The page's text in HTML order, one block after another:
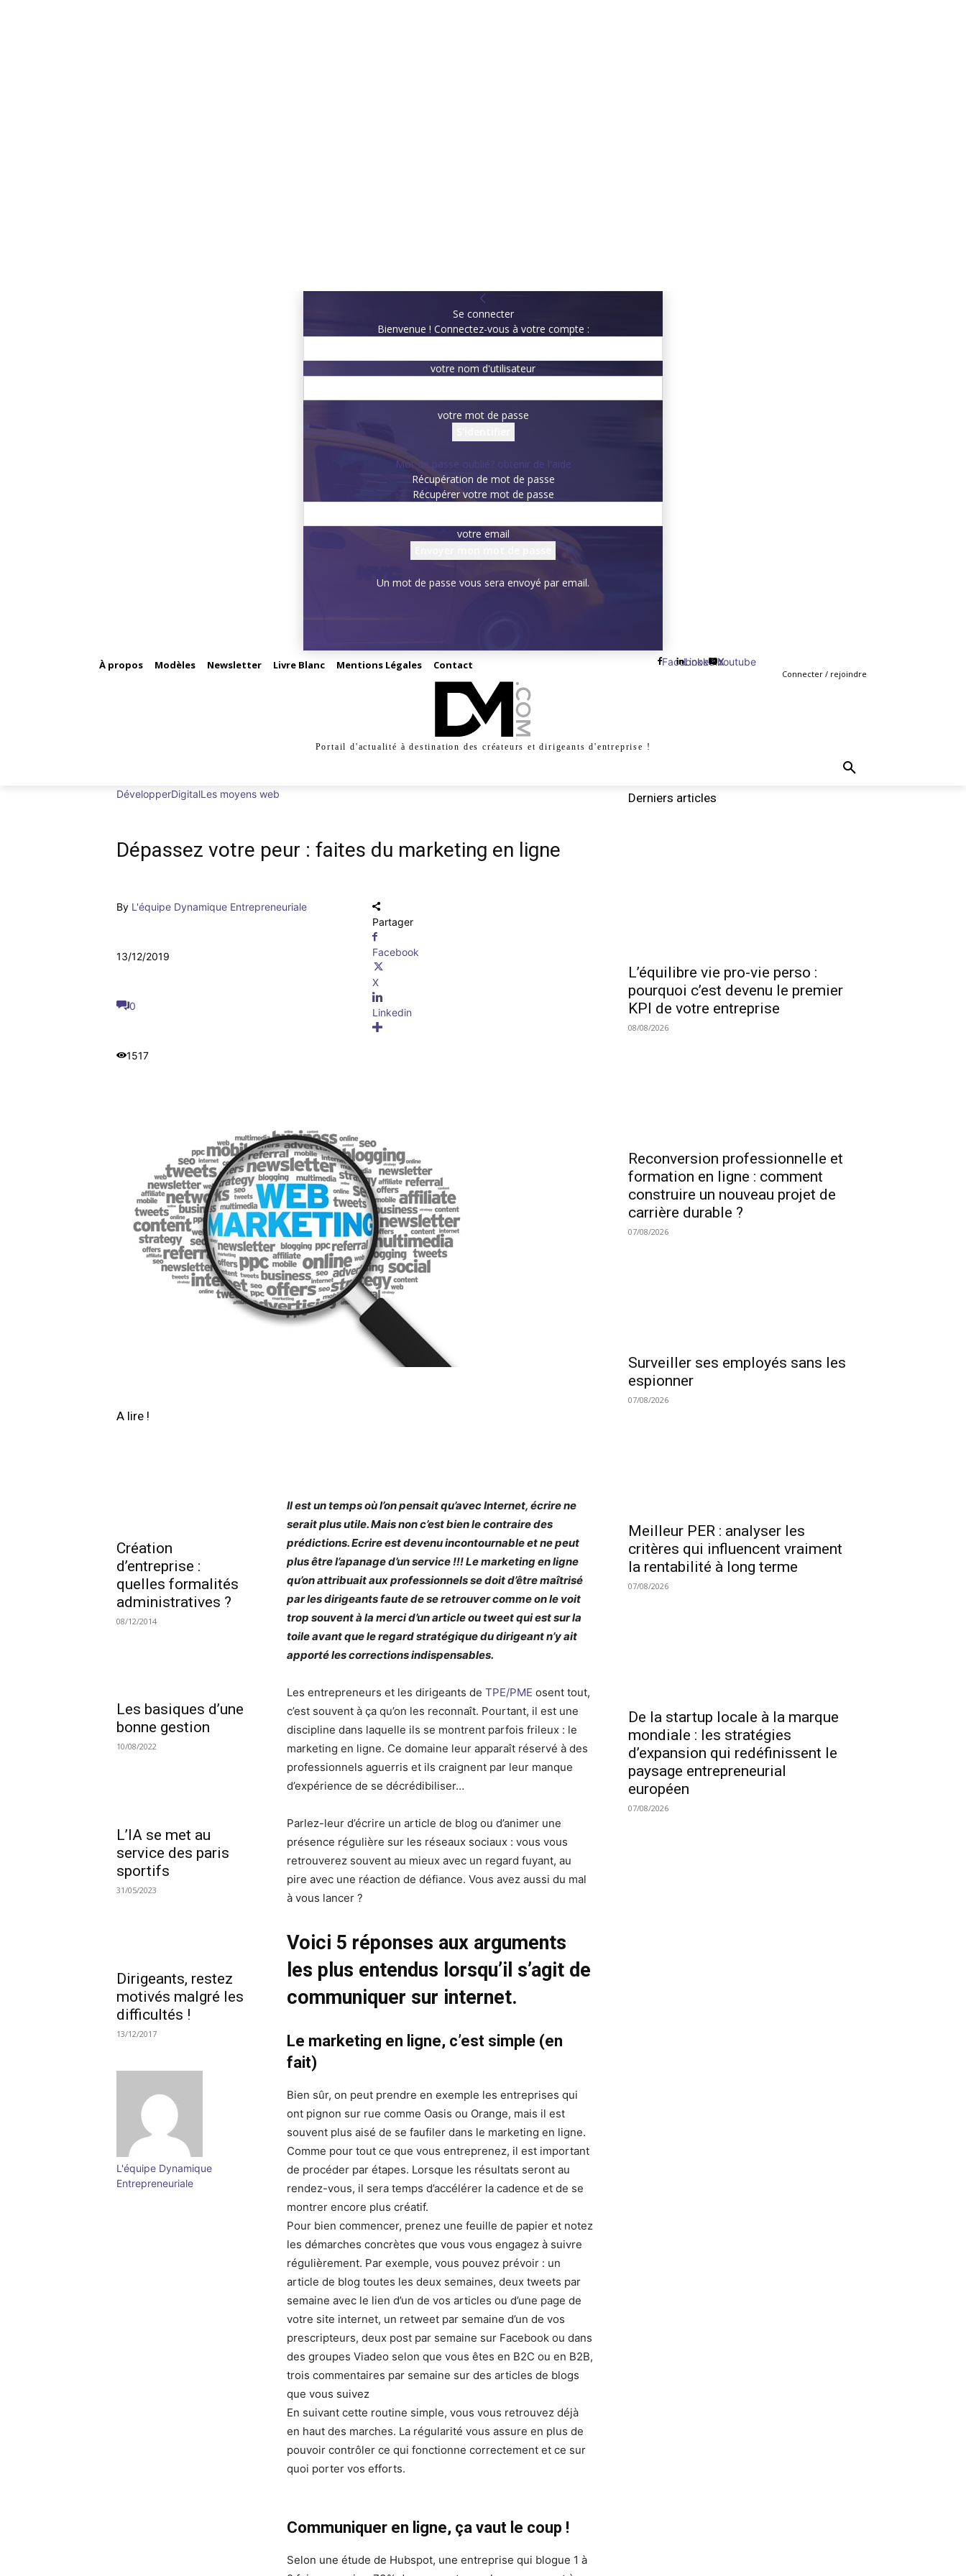
Se connecter
Bienvenue ! Connectez-vous à votre compte :
votre nom d'utilisateur
votre mot de passe
Mot de passe oublié? obtenir de l'aide
Récupération de mot de passe
Récupérer votre mot de passe
votre email
Un mot de passe vous sera envoyé par email.
À propos Modèles Newsletter Livre Blanc Mentions Légales Contact Facebook
Linkedin
X
Youtube
Connecter / rejoindre
Portail d'actualité à destination des créateurs et dirigeants d'entreprise !
DévelopperDigitalLes moyens web
Dépassez votre peur : faites du marketing en ligne
By L'équipe Dynamique Entrepreneuriale
13/12/2019
0
1517
Partager
Facebook
X
Linkedin
A lire !
Création
d’entreprise :
quelles formalités
administratives ?
08/12/2014
Les basiques d’une
bonne gestion
10/08/2022
L’IA se met au
service des paris
sportifs
31/05/2023
Dirigeants, restez
motivés malgré les
difficultés !
13/12/2017
L'équipe Dynamique
Entrepreneuriale
Il est un temps où l’on pensait qu’avec Internet, écrire ne
serait plus utile. Mais non c’est bien le contraire des
prédictions. Ecrire est devenu incontournable et ne peut
plus être l’apanage d’un service !!! Le marketing en ligne
qu’on attribuait aux professionnels se doit d’êtremaîtrisé
par les dirigeants faute de se retrouver comme on le voit
trop souvent à la merci d’un article ou tweet qui est sur la
toile avant que le regard stratégique du dirigeant n’y ait
apporté les corrections indispensables.
Les entrepreneurs et les dirigeants deTPE/PME osent tout,
c’est souvent à ça qu’on les reconnaît. Pourtant, il est une
discipline dans laquelle ils se montrent parfois frileux : le
marketing en ligne. Ce domaine leur apparaît réservé à des
professionnels aguerris et ils craignent par leur manque
d’expérience de se décrédibiliser…
Parlez-leur d’écrire un article de blog ou d’animer une
présence régulière sur les réseaux sociaux : vous vous
retrouverez souvent au mieux avec un regard fuyant, au
pire avec une réaction de défiance. Vous avez aussi du mal
à vous lancer ?
Voici 5 réponses aux arguments
les plus entendus lorsqu’il s’agit de
communiquer sur internet.
Le marketing en ligne, c’est simple (en
fait)
Bien sûr, on peut prendre en exemple les entreprises qui
ont pignon sur rue comme Oasis ou Orange, mais il est
souvent plus aisé de se faufiler dans le marketing en ligne.
Comme pour tout ce que vous entreprenez, il est important
de procéder par étapes. Lorsque les résultats seront au
rendez-vous, il sera temps d’accélérer la cadence et de se
montrer encore plus créatif.
Pour bien commencer, prenez une feuille de papier et notez
les démarches concrètes que vous vous engagez à suivre
régulièrement. Par exemple, vous pouvez prévoir : un
article de blog toutes les deux semaines, deux tweets par
semaine avec le lien d’un de vos articles ou d’une page de
votre site internet, un retweet par semaine d’un de vos
prescripteurs, deux post par semaine sur Facebook ou dans
des groupes Viadeo selon que vous êtes en B2C ou en B2B,
trois commentaires par semaine sur des articles de blogs
que vous suivez
En suivant cette routine simple, vous vous retrouvez déjà
en haut des marches. La régularité vous assure en plus de
pouvoir contrôler ce qui fonctionne correctement et ce sur
quoi porter vos efforts.
Communiquer en ligne, ça vaut le coup !
Selon une étude de Hubspot, une entreprise qui blogue 1 à
Derniers articles
L’équilibre vie pro-vie perso :
pourquoi c’est devenu le premier
KPI de votre entreprise
08/08/2026
Reconversion professionnelle et
formation en ligne : comment
construire un nouveau projet de
carrière durable ?
07/08/2026
Surveiller ses employés sans les
espionner
07/08/2026
Meilleur PER : analyser les
critères qui influencent vraiment
la rentabilité à long terme
07/08/2026
De la startup locale à la marque
mondiale : les stratégies
d’expansion qui redéfinissent le
paysage entrepreneurial
européen
07/08/2026